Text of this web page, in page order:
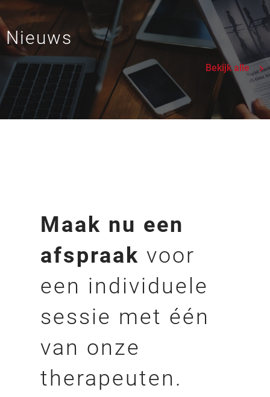
Nieuws
Bekijk alle
Maak nu een
afspraak voor
een individuele
sessie met één
van onze
therapeuten.